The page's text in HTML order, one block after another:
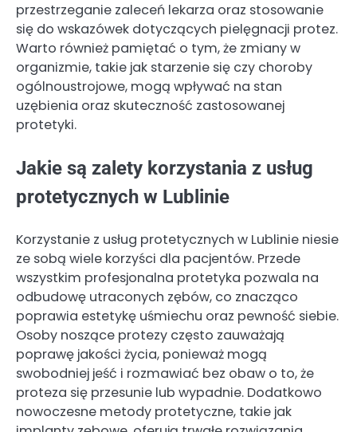
przestrzeganie zaleceń lekarza oraz stosowanie
się do wskazówek dotyczących pielęgnacji protez.
Warto również pamiętać o tym, że zmiany w
organizmie, takie jak starzenie się czy choroby
ogólnoustrojowe, mogą wpływać na stan
uzębienia oraz skuteczność zastosowanej
protetyki.
Jakie są zalety korzystania z usług
protetycznych w Lublinie
Korzystanie z usług protetycznych w Lublinie niesie
ze sobą wiele korzyści dla pacjentów. Przede
wszystkim profesjonalna protetyka pozwala na
odbudowę utraconych zębów, co znacząco
poprawia estetykę uśmiechu oraz pewność siebie.
Osoby noszące protezy często zauważają
poprawę jakości życia, ponieważ mogą
swobodniej jeść i rozmawiać bez obaw o to, że
proteza się przesunie lub wypadnie. Dodatkowo
nowoczesne metody protetyczne, takie jak